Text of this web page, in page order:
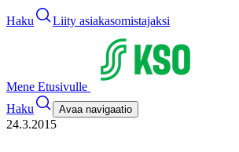
Haku Liity asiakasomistajaksi
Mene Etusivulle
Haku
Avaa navigaatio
24.3.2015